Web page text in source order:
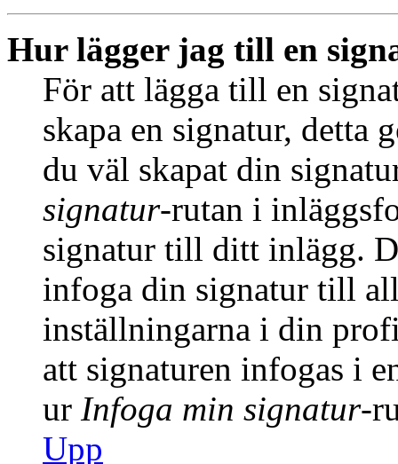
Hur lägger jag till en
För att lägga till en
skapa en signatur,
du väl skapat din
signatur-rutan i
signatur till ditt inlägg.
infoga din signatur till
inställningarna i din
att signaturen infogas i
ur Infoga min signatur-
Upp